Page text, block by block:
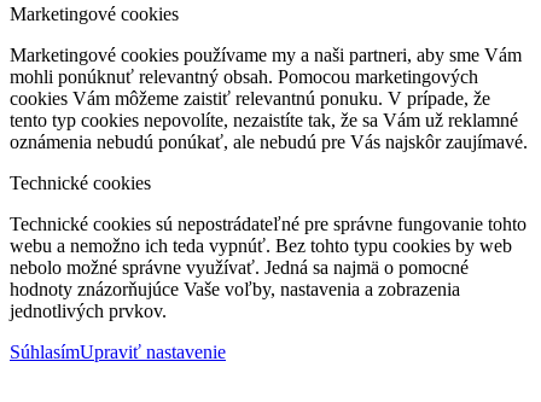
Marketingové cookies
Marketingové cookies používame my a naši partneri, aby sme Vám
mohli ponúknuť relevantný obsah. Pomocou marketingových
cookies Vám môžeme zaistiť relevantnú ponuku. V prípade, že
tento typ cookies nepovolíte, nezaistíte tak, že sa Vám už reklamné
oznámenia nebudú ponúkať, ale nebudú pre Vás najskôr zaujímavé.
Technické cookies
Technické cookies sú nepostrádateľné pre správne fungovanie tohto
webu a nemožno ich teda vypnúť. Bez tohto typu cookies by web
nebolo možné správne využívať. Jedná sa najmä o pomocné
hodnoty znázorňujúce Vaše voľby, nastavenia a zobrazenia
jednotlivých prvkov.
SúhlasímUpraviť nastavenie